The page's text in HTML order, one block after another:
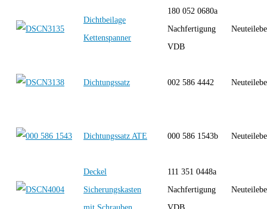
Dichtbeilage
Kettenspanner
180 052 0680a
Nachfertigung
VDB
Dichtungssatz 002 586 4442
Dichtungssatz ATE 000 586 1543b
Deckel
Sicherungskasten
111 351 0448a
Nachfertigung